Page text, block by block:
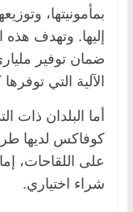
بمأمونيتها،
ضمان توفير
الآلية التي
أما البلدان ذات
كوفاكس لديها
على اللقاحات،
شراء اختياري.